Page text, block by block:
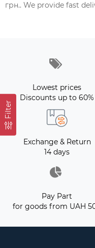
Filter
грн.. We provide fast
Lowest prices
Discounts up to 60%
Exchange & Return
14 days
Pay Part
for goods from UAH